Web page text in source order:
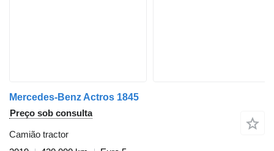
Mercedes-Benz Actros 1845
Preço sob consulta
Camião tractor